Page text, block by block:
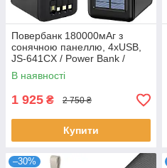
Повербанк 180000мАг з
сонячною панеллю, 4хUSB,
JS-641CX / Power Bank /
Павербанк для телефону /
УМБ
В наявності
1 925 ₴ 2 750 ₴
Купити
–30%